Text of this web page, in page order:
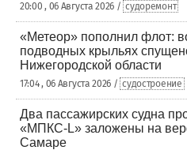
20:00 , 06 Августа 2026 / судоремонт
«Метеор» пополнил флот:
подводных крыльях
Нижегородской области
17:04 , 06 Августа 2026 / судостроение
Два пассажирских судна
«МПКС-L» заложены на
Самаре